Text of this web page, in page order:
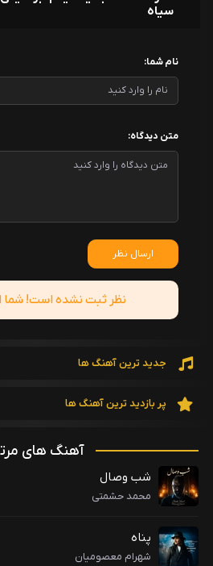
سیاه
نام شما:
متن دیدگاه:
ارسال نظر
نظر ثبت نشده است! شما
جدید ترین آهنگ ها
پر بازدید ترین آهنگ ها
آهنگ های
شب وصال
محمد حشمتی
پناه
شهرام معصومیان